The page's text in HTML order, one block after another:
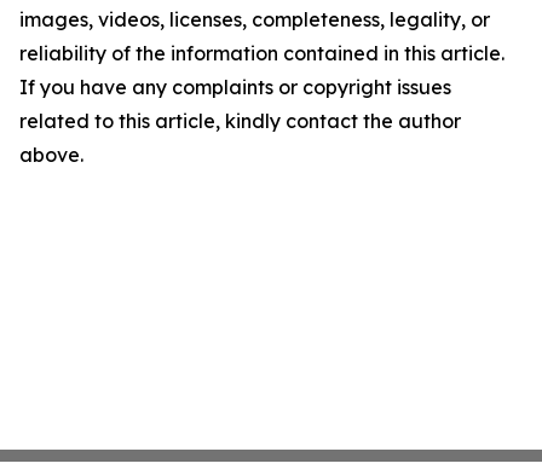
images, videos, licenses, completeness, legality, or
reliability of the information contained in this article.
If you have any complaints or copyright issues
related to this article, kindly contact the author
above.